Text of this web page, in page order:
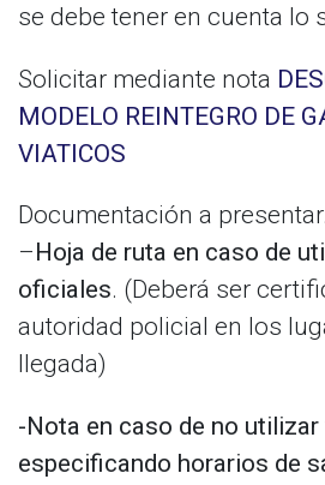
se debe tener en cuenta lo
Solicitar mediante nota
MODELO REINTEGRO DE
VIATICOS
Documentación a presentar.
–Hoja de ruta en caso de
oficiales. (Deberá ser
autoridad policial en los
llegada)
-Nota en caso de no
especificando horarios de